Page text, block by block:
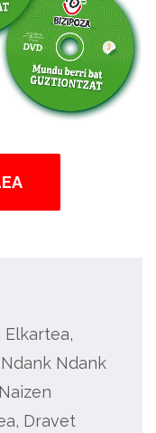
Elkartea,
Ndank
Dravet